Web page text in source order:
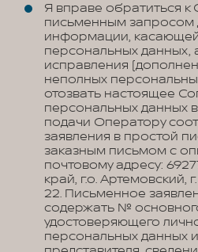
Я вправе обратиться к
письменным запросом
информации,
персональных данных,
исправления
неполных
отозвать настоящее
персональных данных
подачи Оператору
заявления в простой
заказным письмом с
почтовому адресу:
край, г.о. Артемовский,
22. Письменное
содержать №
удостоверяющего
персональных данных